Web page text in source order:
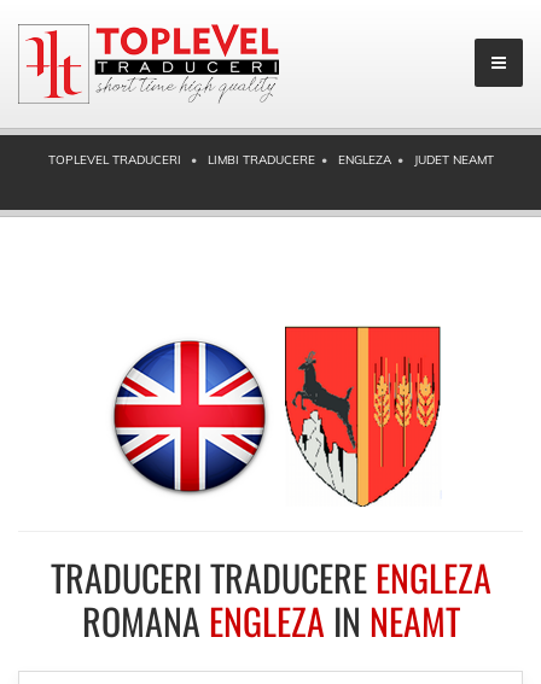
TOPLEVEL TRADUCERI LIMBI TRADUCERE ENGLEZA JUDET NEAMT
TRADUCERI TRADUCEREENGLEZA
ROMANA ENGLEZA IN NEAMT